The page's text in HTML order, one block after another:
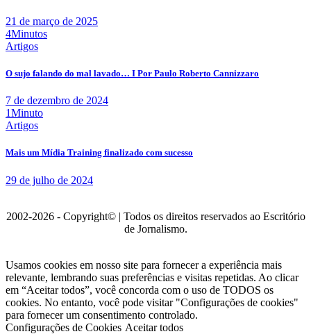
21 de março de 2025
4Minutos
Artigos
O sujo falando do mal lavado… I Por Paulo Roberto Cannizzaro
7 de dezembro de 2024
1Minuto
Artigos
Mais um Mídia Training finalizado com sucesso
29 de julho de 2024
2002-2026 - Copyright© | Todos os direitos reservados ao Escritório
de Jornalismo.
Usamos cookies em nosso site para fornecer a experiência mais
relevante, lembrando suas preferências e visitas repetidas. Ao clicar
em “Aceitar todos”, você concorda com o uso de TODOS os
cookies. No entanto, você pode visitar "Configurações de cookies"
para fornecer um consentimento controlado.
Configurações de Cookies Aceitar todos